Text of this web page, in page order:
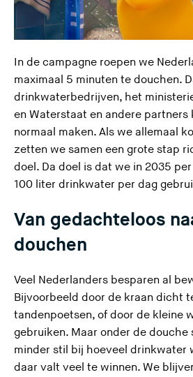
In de campagne roepen we
maximaal 5 minuten te douchen.
drinkwaterbedrijven, het
en Waterstaat en andere partners
normaal maken. Als we allemaal
zetten we samen een grote stap
doel. Da doel is dat we in 2035
100 liter drinkwater per dag
Van gedachteloos
douchen
Veel Nederlanders besparen al
Bijvoorbeeld door de kraan dicht
tandenpoetsen, of door de kleine
gebruiken. Maar onder de douche
minder stil bij hoeveel drinkwater
daar valt veel te winnen. We